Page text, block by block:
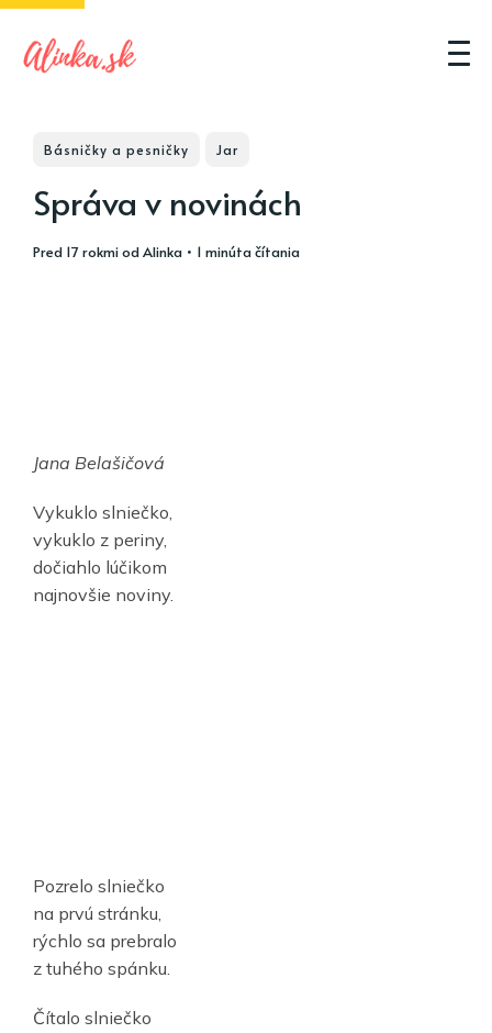
Básničky a pesničky Jar
Správa v novinách
pred 17 rokmiodAlinka • 1 minúta čítania
Jana Belašičová
Vykuklo slniečko,
vykuklo z periny,
dočiahlo lúčikom
najnovšie noviny.
Pozrelo slniečko
na prvú stránku,
rýchlo sa prebralo
z tuhého spánku.
Čítalo slniečko